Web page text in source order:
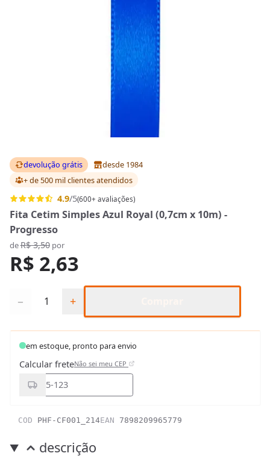
devolução grátis
desde 1984
+ de 500 mil clientesatendidos
4.9/5(600+ avaliações)
Fita Cetim Simples Azul Royal (0,7cm x 10m) -
Progresso
deR$ 3,50por
R$ 2,63
− +
em estoque, pronto para envio
Calcular freteNão sei meu CEP
COD PHF-CF001_214EAN 7898209965779
descrição